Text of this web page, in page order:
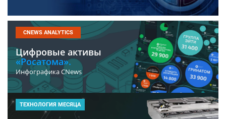
CNEWS ANALYTICS
Цифровые активы
«Росатома».
Инфографика CNews
ТЕХНОЛОГИЯ МЕСЯЦА